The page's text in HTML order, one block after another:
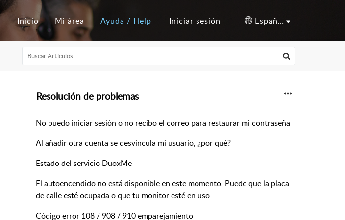
Inicio Mi área Ayuda / Help Iniciar sesión Español (España)
Resolución de problemas
No puedo iniciar sesión o no recibo el correo para restaurar mi contraseña
Al añadir otra cuenta se desvincula mi usuario, ¿por qué?
Estado del servicio DuoxMe
El autoencendido no está disponible en este momento. Puede que la placa
de calle esté ocupada o que tu monitor esté en uso
Código error 108 / 908 / 910 emparejamiento